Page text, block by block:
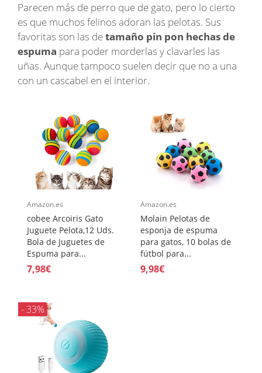
Parecen más de perro que de gato, pero lo cierto
es que muchos felinos adoran las pelotas. Sus
favoritas son las detamaño pin pon hechas de
espuma para poder morderlas y clavarles las
uñas. Aunque tampoco suelen decir que no a una
con un cascabel en el interior.
Amazon.es
cobee Arcoiris Gato
Juguete Pelota,12 Uds.
Bola de Juguetes de
Espuma para...
7,98€
Amazon.es
Molain Pelotas de
esponja de espuma
para gatos, 10 bolas de
fútbol para...
9,98€
- 33%